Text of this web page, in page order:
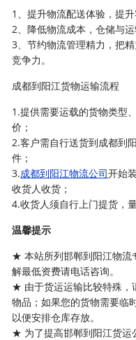
1、提升物流配送体验，提升
2、降低物流成本，仓储与
3、节约物流管理精力，把
竞争力。
成都到阳江货物运输流程
1.提供需要运载的货物类型
价；
2.客户需自行送货到成都到
件；
3.成都到阳江物流公司开始
收货人收货；
4.收货人须自行上门提货，
温馨提示
★ 本站所列邯郸到阳江物流
解最低资费请电话咨询。
★ 由于货运运输比较特殊，
物品；如果您的货物需要临
以便安排仓库存放。
★ 为了提高邯郸到阳江货运